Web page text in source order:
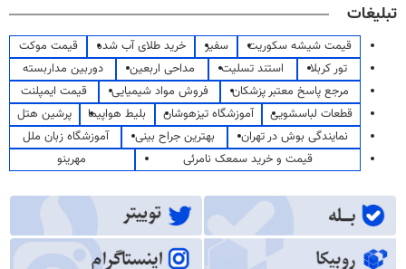
تبلیغات
قیمت شیشه سکوریت سفیر خرید طلای آب شده
قیمت موکت
تور کربلا
استند تسلیت مداحی اربعین
دوربین مداربسته
مرجع پاسخ معتبر پزشکان
فروش مواد شیمیایی
قیمت ایمپلنت
قطعات لباسشویی
آموزشگاه تیزهوشان بلیط هواپیما
پرشین هتل
نمایندگی بوش در تهران
بهترین جراح بینی
آموزشگاه زبان ملل
قیمت و خرید سمعک نامرئی
مهرینو